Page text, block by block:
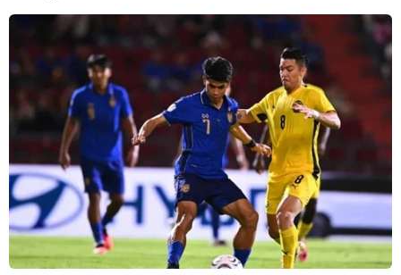
Nghị sỹ Mỹ quan ngại việc áp thuế nhập
khẩu đối với hàng hóa Mexico
10/06/2019 07:28
Thượng nghị sỹ Bernie Sanders cho rằng việc Mỹ áp
thuế nhập khẩu đối với hàng hóa Mexico sẽ ảnh hưởng
bất lợi tới mối quan hệ ngoại giao, kinh tế và thương
mại giữa Mỹ và Mexico.